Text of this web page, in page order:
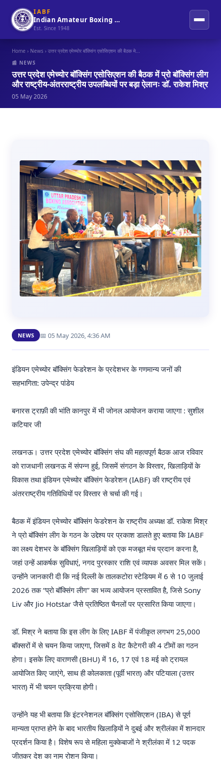
IABF
Indian Amateur Boxing Federation
Est. Since 1948
Home › News › उत्तर प्रदेश एमेच्योर बॉक्सिंग एसोसिएशन की बैठक मे...
📰 NEWS
उत्तर प्रदेश एमेच्योर बॉक्सिंग एसोसिएशन की बैठक में प्रो बॉक्सिंग लीग
और राष्ट्रीय-अंतरराष्ट्रीय उपलब्धियों पर बड़ा ऐलानः डॉ. राकेश मिश्र
05 May 2026
NEWS 📅 05 May 2026, 4:36 AM
इंडियन एमेच्योर बॉक्सिंग फेडरेशन के प्रदेशभर के गणमान्य जनों की
सहभागिता: उपेन्द्र पांडेय
बनारस ट्राफ़ी की भांति कानपुर में भी जोनल आयोजन कराया जाएगा : सुशील
कटियार जी
लखनऊ। उत्तर प्रदेश एमेच्योर बॉक्सिंग संघ की महत्वपूर्ण बैठक आज रविवार
को राजधानी लखनऊ में संपन्न हुई, जिसमें संगठन के विस्तार, खिलाड़ियों के
विकास तथा इंडियन एमेच्योर बॉक्सिंग फेडरेशन (IABF) की राष्ट्रीय एवं
अंतरराष्ट्रीय गतिविधियों पर विस्तार से चर्चा की गई।
बैठक में इंडियन एमेच्योर बॉक्सिंग फेडरेशन के राष्ट्रीय अध्यक्ष डॉ. राकेश मिश्र
ने प्रो बॉक्सिंग लीग के गठन के उद्देश्य पर प्रकाश डालते हुए बताया कि IABF
का लक्ष्य देशभर के बॉक्सिंग खिलाड़ियों को एक मजबूत मंच प्रदान करना है,
जहां उन्हें आकर्षक सुविधाएं, नगद पुरस्कार राशि एवं व्यापक अवसर मिल सकें।
उन्होंने जानकारी दी कि नई दिल्ली के तालकटोरा स्टेडियम में 6 से 10 जुलाई
2026 तक “प्रो बॉक्सिंग लीग” का भव्य आयोजन प्रस्तावित है, जिसे Sony
Liv और Jio Hotstar जैसे प्रतिष्ठित चैनलों पर प्रसारित किया जाएगा।
डॉ. मिश्र ने बताया कि इस लीग के लिए IABF में पंजीकृत लगभग 25,000
बॉक्सरों में से चयन किया जाएगा, जिसमें 8 वेट कैटेगरी की 4 टीमों का गठन
होगा। इसके लिए वाराणसी (BHU) में 16, 17 एवं 18 मई को ट्रायल
आयोजित किए जाएंगे, साथ ही कोलकाता (पूर्वी भारत) और पटियाला (उत्तर
भारत) में भी चयन प्रक्रिया होगी।
उन्होंने यह भी बताया कि इंटरनेशनल बॉक्सिंग एसोसिएशन (IBA) से पूर्ण
मान्यता प्राप्त होने के बाद भारतीय खिलाड़ियों ने दुबई और श्रीलंका में शानदार
प्रदर्शन किया है। विशेष रूप से महिला मुक्केबाजों ने श्रीलंका में 12 पदक
जीतकर देश का नाम रोशन किया।